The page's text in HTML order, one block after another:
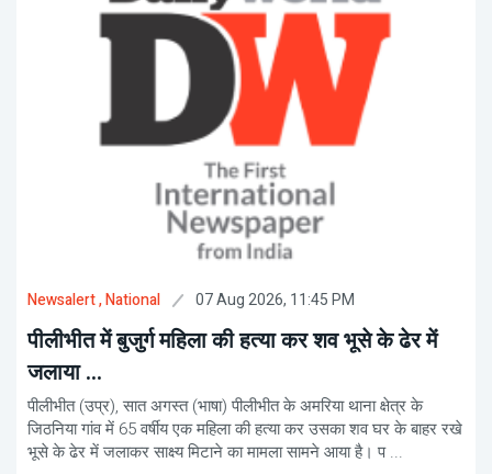
Newsalert, National 07 Aug 2026, 11:45 PM
पीलीभीत में बुजुर्ग महिला की हत्या कर शव भूसे के ढेर में
जलाया ...
पीलीभीत (उप्र), सात अगस्त (भाषा) पीलीभीत के अमरिया थाना क्षेत्र के
जिठनिया गांव में 65 वर्षीय एक महिला की हत्या कर उसका शव घर के बाहर रखे
भूसे के ढेर में जलाकर साक्ष्य मिटाने का मामला सामने आया है। प ...